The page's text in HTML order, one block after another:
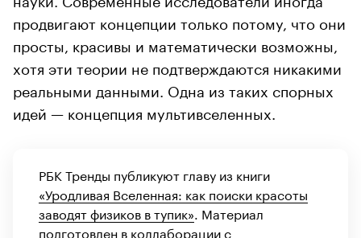
продвигают концепции только потому, что они
просты, красивы и математически возможны,
хотя эти теории не подтверждаются никакими
реальными данными. Одна из таких спорных
идей — концепция мультивселенных.
РБК Тренды публикуют главу из книги
«Уродливая Вселенная: как поиски красоты
заводят физиков в тупик» . Материал
подготовлен в коллаборации с